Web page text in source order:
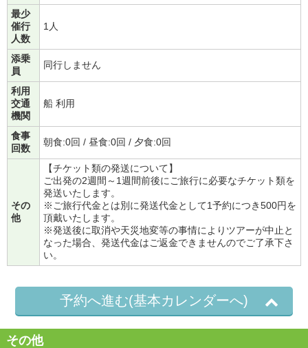
最少
催行
人数
1人
添乗
員
同行しません
利用
交通
機関
船 利用
食事
回数
朝食:0回 / 昼食:0回 / 夕食:0回
その
他
【チケット類の発送について】
ご出発の2週間～1週間前後にご旅行に必要なチケット類を
発送いたします。
※ご旅行代金とは別に発送代金として1予約につき500円を
頂戴いたします。
※発送後に取消や天災地変等の事情によりツアーが中止と
なった場合、発送代金はご返金できませんのでご了承下さ
い。
予約へ進む(基本カレンダーへ)
その他